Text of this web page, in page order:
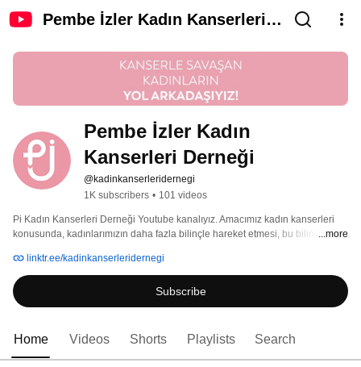
Pembe İzler Kadın Kanserleri
Pembe İzler Kadın
Kanserleri Derneği
@kadinkanserleridernegi
1K subscribers • 101 videos
Pi Kadın Kanserleri Derneği Youtube kanalıyız. Amacımız kadın kanserleri
konusunda, kadınlarımızın daha fazla bilinçle hareket etmesi, bu bilincin ...more
linktr.ee/kadinkanserleridernegi
Subscribe
Home Videos Shorts Playlists Search